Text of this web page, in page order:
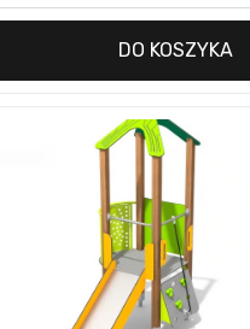
DO KOSZYKA